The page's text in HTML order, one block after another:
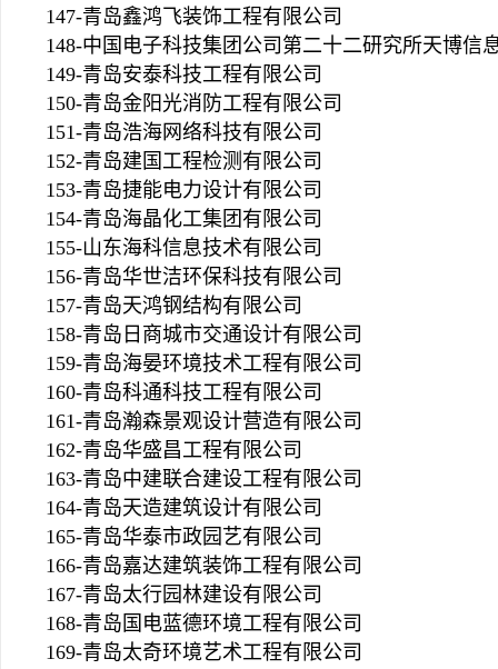
147-青岛鑫鸿飞装饰工程有限公司
148-中国电子科技集团公司第二十二研究所天博信
149-青岛安泰科技工程有限公司
150-青岛金阳光消防工程有限公司
151-青岛浩海网络科技有限公司
152-青岛建国工程检测有限公司
153-青岛捷能电力设计有限公司
154-青岛海晶化工集团有限公司
155-山东海科信息技术有限公司
156-青岛华世洁环保科技有限公司
157-青岛天鸿钢结构有限公司
158-青岛日商城市交通设计有限公司
159-青岛海晏环境技术工程有限公司
160-青岛科通科技工程有限公司
161-青岛瀚森景观设计营造有限公司
162-青岛华盛昌工程有限公司
163-青岛中建联合建设工程有限公司
164-青岛天造建筑设计有限公司
165-青岛华泰市政园艺有限公司
166-青岛嘉达建筑装饰工程有限公司
167-青岛太行园林建设有限公司
168-青岛国电蓝德环境工程有限公司
169-青岛太奇环境艺术工程有限公司